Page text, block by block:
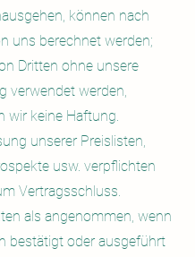
können nach
uns berechnet werden;
Dritten ohne unsere
verwendet werden,
wir keine Haftung.
unserer Preislisten,
usw. verpflichten
Vertragsschluss.
als angenommen, wenn
bestätigt oder ausgeführt